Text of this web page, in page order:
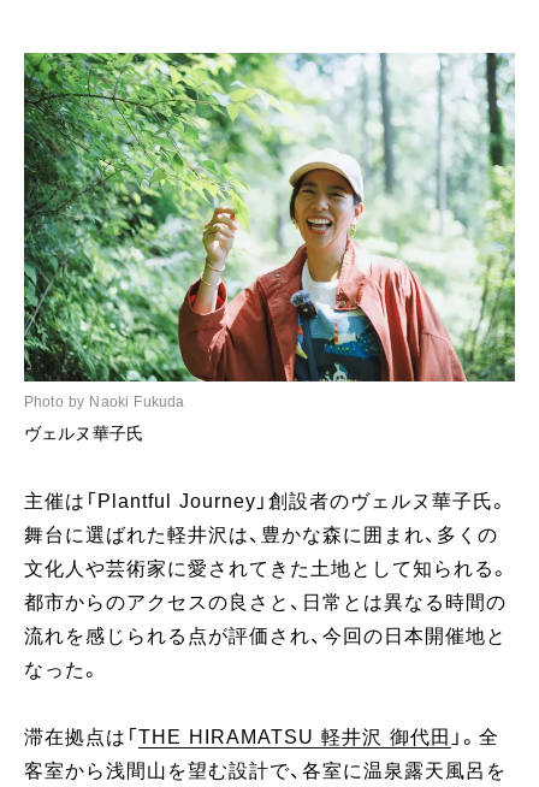
Photo by Naoki Fukuda
ヴェルヌ華子氏
主催は「Plantful Journey」創設者のヴェルヌ華子氏。
舞台に選ばれた軽井沢は、豊かな森に囲まれ、多くの
文化人や芸術家に愛されてきた土地として知られる。
都市からのアクセスの良さと、日常とは異なる時間の
流れを感じられる点が評価され、今回の日本開催地と
なった。
滞在拠点は「 THE HIRAMATSU 軽井沢 御代田 」。全
客室から浅間山を望む設計で、各室に温泉露天風呂を